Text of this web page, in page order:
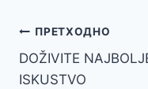
Кретање
чланка
ПРЕТХОДНО
DOŽIVITE
ISKUSTVO